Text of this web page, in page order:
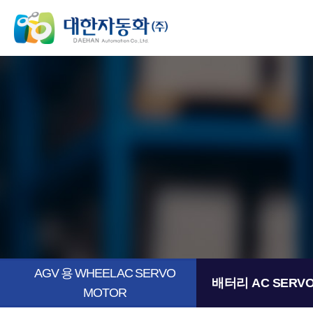
AGV 용 WHEEL AC SERVO
MOTOR
배터리 AC